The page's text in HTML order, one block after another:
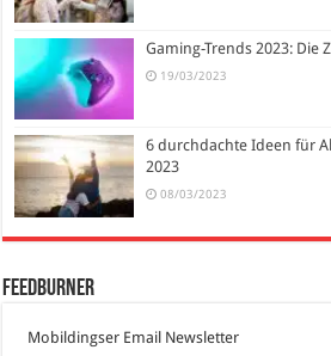
Gaming-Trends 2023: Die
19/03/2023
6 durchdachte Ideen für
2023
08/03/2023
FeedBurner
Mobildingser Email Newsletter